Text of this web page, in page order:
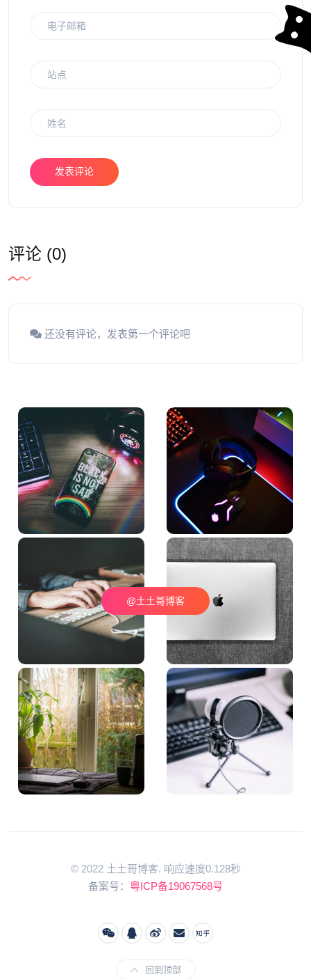
发表评论
评论 (0)
还没有评论，发表第一个评论吧
@土土哥博客
© 2022 土土哥博客. 响应速度0.128秒
备案号： 粤ICP备19067568号
回到顶部